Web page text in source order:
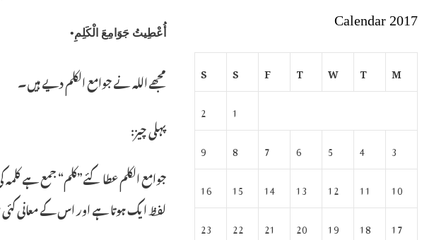
أُعْطِيتُ جَوَامِعَ الْكَلِمِ•
مجھے اللہ نے جوامع الکلم دیے ہیں۔
پہلی چیز:
جوامع الکلم عطاکئے”کلم“ جمع ہے
لفظ ایک ہوتا ہے اور اس کے معانی کئی
Calendar 2017
M
T
W
T
F
S
S
1
2
3
4
5
6
7
8
9
10
11
12
13
14
15
16
17
18
19
20
21
22
23